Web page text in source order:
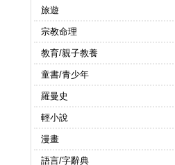
旅遊
宗教命理
教育/親子教養
童書/青少年
羅曼史
輕小說
漫畫
語言/字辭典